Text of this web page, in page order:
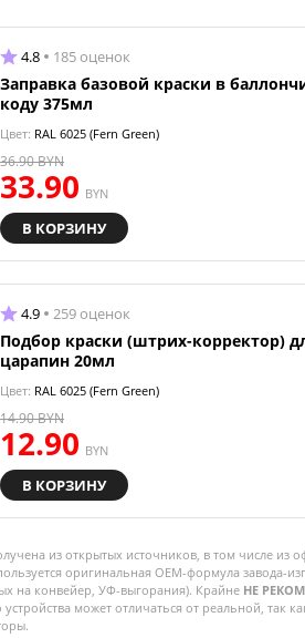
4.8 185 оценок
Заправка базовой краски в
коду 375мл
Цвет: RAL 6025 (Fern Green)
33.90 BYN
36.90BYN
В КОРЗИНУ
4.9 259 оценок
Подбор краски (штрих-корректор)
царапин 20мл
Цвет: RAL 6025 (Fern Green)
12.90 BYN
14.90BYN
В КОРЗИНУ
из открытых источников, в том числе из
оригинальная OEM-формула завода-
на конвейер, УФ-выгорания). Крайне НЕ
может отличаться от реальной, так